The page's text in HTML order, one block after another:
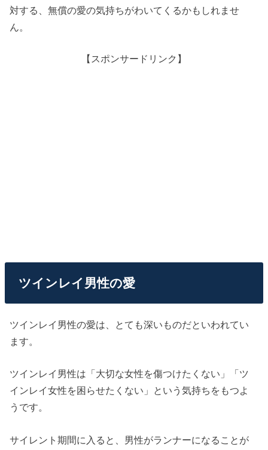
対する、無償の愛の気持ちがわいてくるかもしれませ
ん。
【スポンサードリンク】
ツインレイ男性の愛
ツインレイ男性の愛は、とても深いものだといわれてい
ます。
ツインレイ男性は「大切な女性を傷つけたくない」「ツ
インレイ女性を困らせたくない」という気持ちをもつよ
うです。
サイレント期間に入ると、男性がランナーになることが